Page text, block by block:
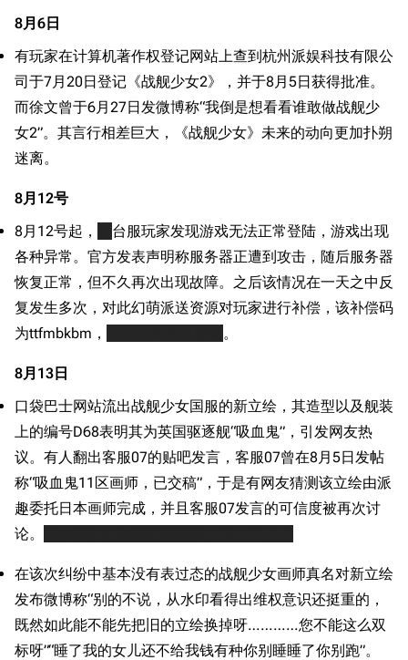
8月6日
有玩家在计算机著作权登记网站上查到杭州派娱科技有限公
司于7月20日登记《战舰少女2》，并于8月5日获得批准。
而徐文曾于6月27日发微博称“我倒是想看看谁敢做战舰少
女2”。其言行相差巨大，《战舰少女》未来的动向更加扑朔
迷离。
8月12号
8月12号起，
台服玩家发现游戏无法正常登陆，游戏出现
各种异常。官方发表声明称服务器正遭到攻击，随后服务器
恢复正常，但不久再次出现故障。之后该情况在一天之中反
复发生多次，对此幻萌派送资源对玩家进行补偿，该补偿码
为ttfmbkbm，
。
8月13日
口袋巴士网站流出战舰少女国服的新立绘，其造型以及舰装
上的编号D68表明其为英国驱逐舰“吸血鬼”，引发网友热
议。有人翻出客服07的贴吧发言，客服07曾在8月5日发帖
称“吸血鬼11区画师，已交稿”，于是有网友猜测该立绘由派
趣委托日本画师完成，并且客服07发言的可信度被再次讨
论。
在该次纠纷中基本没有表过态的战舰少女画师真名对新立绘
发布微博称“别的不说，从水印看得出维权意识还挺重的，
既然如此能不能先把旧的立绘换掉呀…………您不能这么双
标呀”“睡了我的女儿还不给我钱有种你别睡睡了你别跑”。